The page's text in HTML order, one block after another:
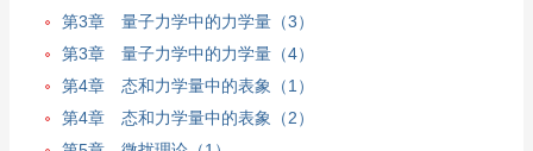
第3章 量子力学中的力学量（3）
第3章 量子力学中的力学量（4）
第4章 态和力学量中的表象（1）
第4章 态和力学量中的表象（2）